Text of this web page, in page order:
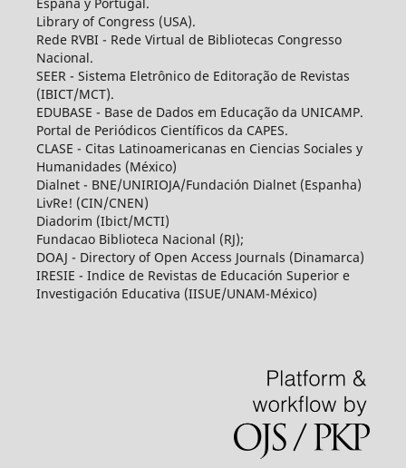
Library of Congress (USA).
Rede RVBI - Rede Virtual de Bibliotecas Congresso
Nacional.
SEER - Sistema Eletrônico de Editoração de Revistas
(IBICT/MCT).
EDUBASE - Base de Dados em Educação da UNICAMP.
Portal de Periódicos Científicos da CAPES.
CLASE - Citas Latinoamericanas en Ciencias Sociales y
Humanidades (México)
Dialnet - BNE/UNIRIOJA/Fundación Dialnet (Espanha)
LivRe! (CIN/CNEN)
Diadorim (Ibict/MCTI)
Fundacao Biblioteca Nacional (RJ);
DOAJ - Directory of Open Access Journals (Dinamarca)
IRESIE - Indice de Revistas de Educación Superior e
Investigación Educativa (IISUE/UNAM-México)